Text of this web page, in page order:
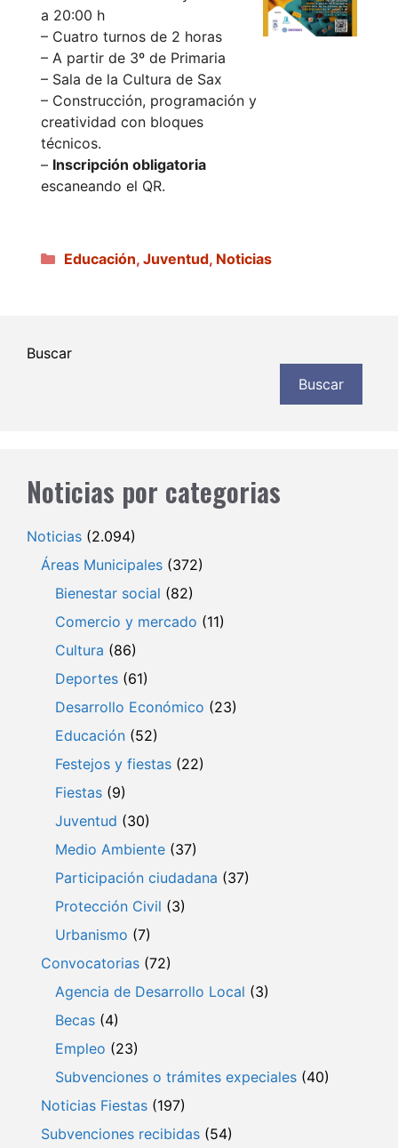
a 20:00 h
– Cuatro turnos de 2 horas
– A partir de 3º de Primaria
– Sala de la Cultura de Sax
– Construcción, programación y
creatividad con bloques
técnicos.
– Inscripción obligatoria
escaneando el QR.
Categorías
Educación, Juventud, Noticias
Buscar
Buscar
Noticias por categorias
Noticias (2.094)
Áreas Municipales (372)
Bienestar social (82)
Comercio y mercado (11)
Cultura (86)
Deportes (61)
Desarrollo Económico (23)
Educación (52)
Festejos y fiestas (22)
Fiestas (9)
Juventud (30)
Medio Ambiente (37)
Participación ciudadana (37)
Protección Civil (3)
Urbanismo (7)
Convocatorias (72)
Agencia de Desarrollo Local (3)
Becas (4)
Empleo (23)
Subvenciones o trámites expeciales (40)
Noticias Fiestas (197)
Subvenciones recibidas (54)